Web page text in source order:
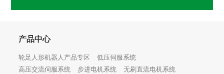
产品中心
轮足人形机器人产品专区
低压伺服系统
高压交流伺服系统
步进电机系统
无刷直流电机系统